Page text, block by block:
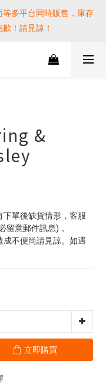
多平台同時販售，庫存
！請見諒！
多平台同時販售，庫存
！請見諒！
成取貨才是乖寶寶呦~
謝謝
多平台同時販售，庫存
！請見諒！
&
單後缺貨情形，客服
留意郵件訊息)，
不便尚請見諒。如遇
立即購買